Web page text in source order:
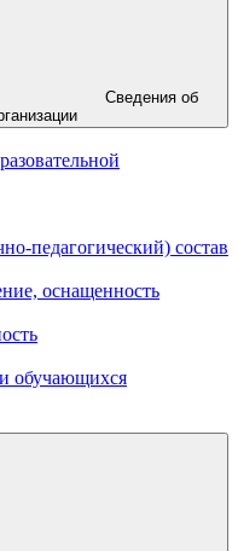
Сведения об
педагогический) состав
оснащенность
обучающихся